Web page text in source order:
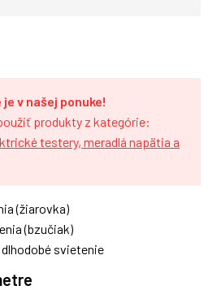
v našej ponuke!
produkty z kategórie:
testery, meradlá napätia a
(žiarovka)
(bzučiak)
svietenie